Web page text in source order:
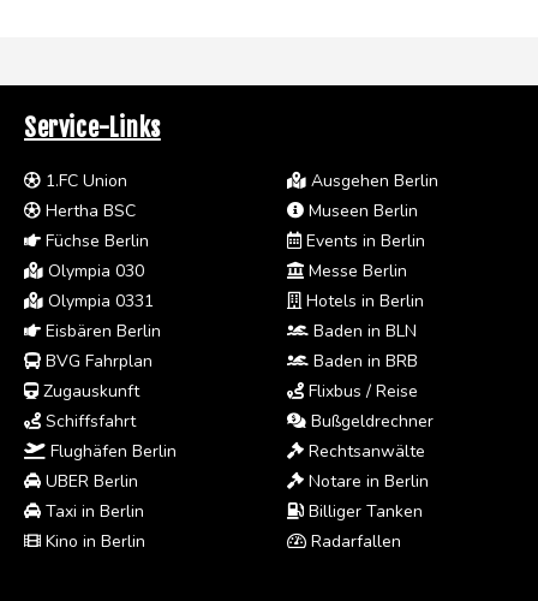
Service-Links
1.FC Union
Hertha BSC
Füchse Berlin
Olympia 030
Olympia 0331
Eisbären Berlin
BVG Fahrplan
Zugauskunft
Schiffsfahrt
Flughäfen Berlin
UBER Berlin
Taxi in Berlin
Kino in Berlin
Ausgehen Berlin
Museen Berlin
Events in Berlin
Messe Berlin
Hotels in Berlin
Baden in BLN
Baden in BRB
Flixbus / Reise
Bußgeldrechner
Rechtsanwälte
Notare in Berlin
Billiger Tanken
Radarfallen